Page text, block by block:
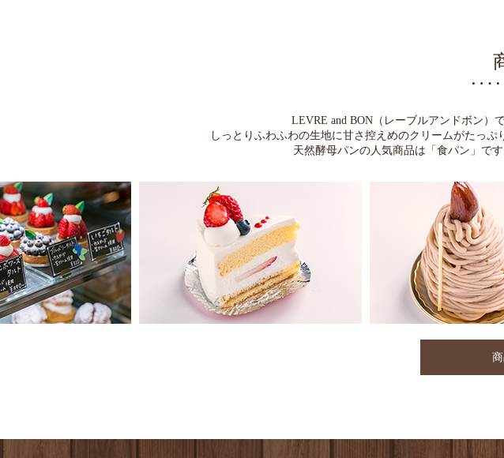
LEVRE and BON（レーブルアンドボン）
しっとりふわふわの生地に甘さ控えめのクリームがたっ
天然酵母パンの人気商品は「食パン」で